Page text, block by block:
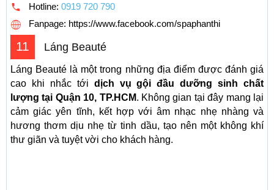
Hotline: 0919 720 790
Fanpage: https://www.facebook.com/spaphanthi
11 Láng Beauté
Láng Beauté là một trong những địa điểm được đánh giá
cao khi nhắc tới dịch vụ gội đầu dưỡng sinh chất
lượng tại Quận 10, TP.HCM. Không gian tại đây mang lại
cảm giác yên tĩnh, kết hợp với âm nhạc nhẹ nhàng và
hương thơm dịu nhẹ từ tinh dầu, tạo nên một không khí
thư giãn và tuyệt vời cho khách hàng.